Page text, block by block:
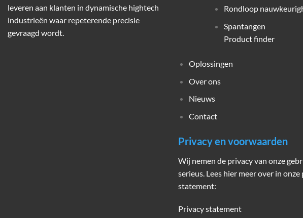
leveren aan klanten in dynamische hightech
industrieën waar repeterende precisie
gevraagd wordt.
Rondloop
Spantangen
Product finder
Oplossingen
Over ons
Nieuws
Contact
Privacy en voorwaarden
Wij nemen de privacy van onze
serieus. Lees hier meer over in onze
statement:
Privacy statement